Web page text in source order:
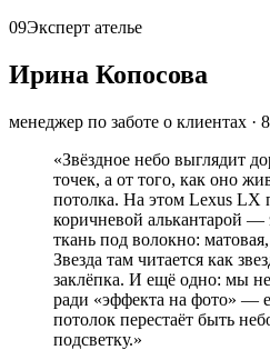
09Эксперт ателье
Ирина Копосова
менеджер по заботе о клиентах · 8
«Звёздное небо выглядит
точек, а от того, как оно
потолка. На этом Lexus LX
коричневой алькантарой —
ткань под волокно:
Звезда там читается как
заклёпка. И ещё одно: мы
ради «эффекта на фото» —
потолок перестаёт быть
подсветку.»